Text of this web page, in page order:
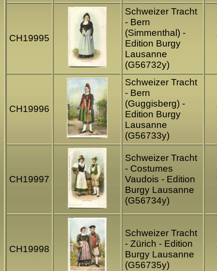
CH19995
Schweizer Tracht
- Bern
(Simmenthal) -
Edition Burgy
Lausanne
(G56732y)
CH19996
Schweizer Tracht
- Bern
(Guggisberg) -
Edition Burgy
Lausanne
(G56733y)
CH19997
Schweizer Tracht
- Costumes
Vaudois - Edition
Burgy Lausanne
(G56734y)
CH19998
Schweizer Tracht
- Zürich - Edition
Burgy Lausanne
(G56735y)